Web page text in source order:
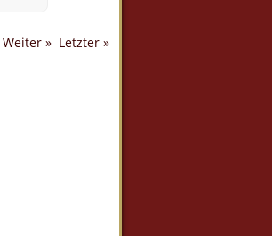
Weiter » Letzter »